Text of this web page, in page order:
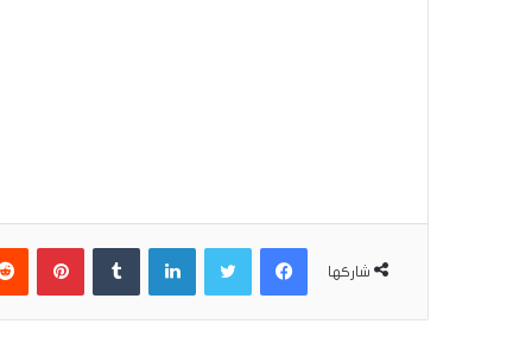
شاركها
فيسبوكتويتر لينكدإن